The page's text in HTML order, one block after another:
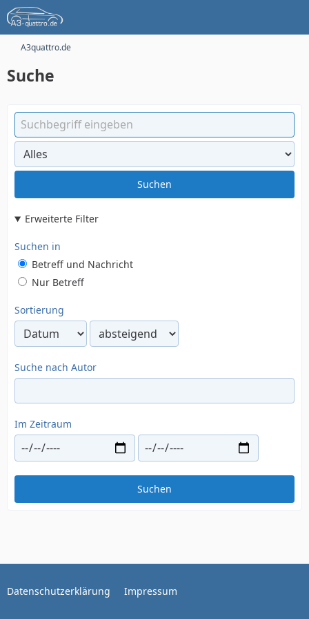
A3quattro.de
Suche
Suchen
Erweiterte Filter
Suchen in
Betreff und Nachricht
Nur Betreff
Sortierung
Suche nach Autor
Im Zeitraum
Suchen
Datenschutzerklärung Impressum